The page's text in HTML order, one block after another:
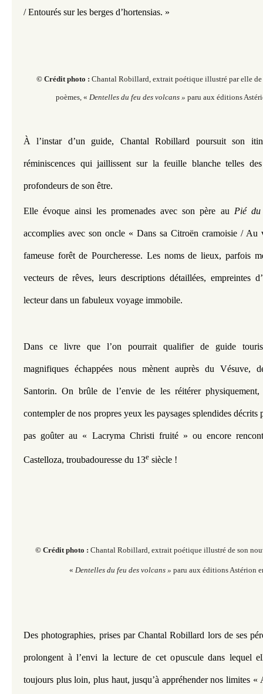
/ Entourés sur les berges d’hortensias. »
© Crédit photo : Chantal Robillard, extrait poétique illustré par elle de
poèmes, « Dentelles du feu des volcans » paru aux éditions
À l’instar d’un guide, Chantal Robillard poursuit son
réminiscences qui jaillissent sur la feuille blanche telles
profondeurs de son être.
Elle évoque ainsi les promenades avec son père au Pié
accomplies avec son oncle « Dans sa Citroën cramoisie / Au
fameuse forêt de Pourcheresse. Les noms de lieux, parfois
vecteurs de rêves, leurs descriptions détaillées, empreintes
lecteur dans un fabuleux voyage immobile.
Dans ce livre que l’on pourrait qualifier de guide
magnifiques échappées nous mènent auprès du Vésuve,
Santorin. On brûle de l’envie de les réitérer
contempler de nos propres yeux les paysages splendides décrits
pas goûter au « Lacryma Christi fruité » ou encore
Castelloza, troubadouresse du 13e siècle !
© Crédit photo : Chantal Robillard, extrait poétique illustré de son
« Dentelles du feu des volcans » paru aux éditions Astérion
Des photographies, prises par Chantal Robillard lors de ses
prolongent à l’envi la lecture de cet opuscule dans lequel
toujours plus loin, plus haut, jusqu’à appréhender nos limites «